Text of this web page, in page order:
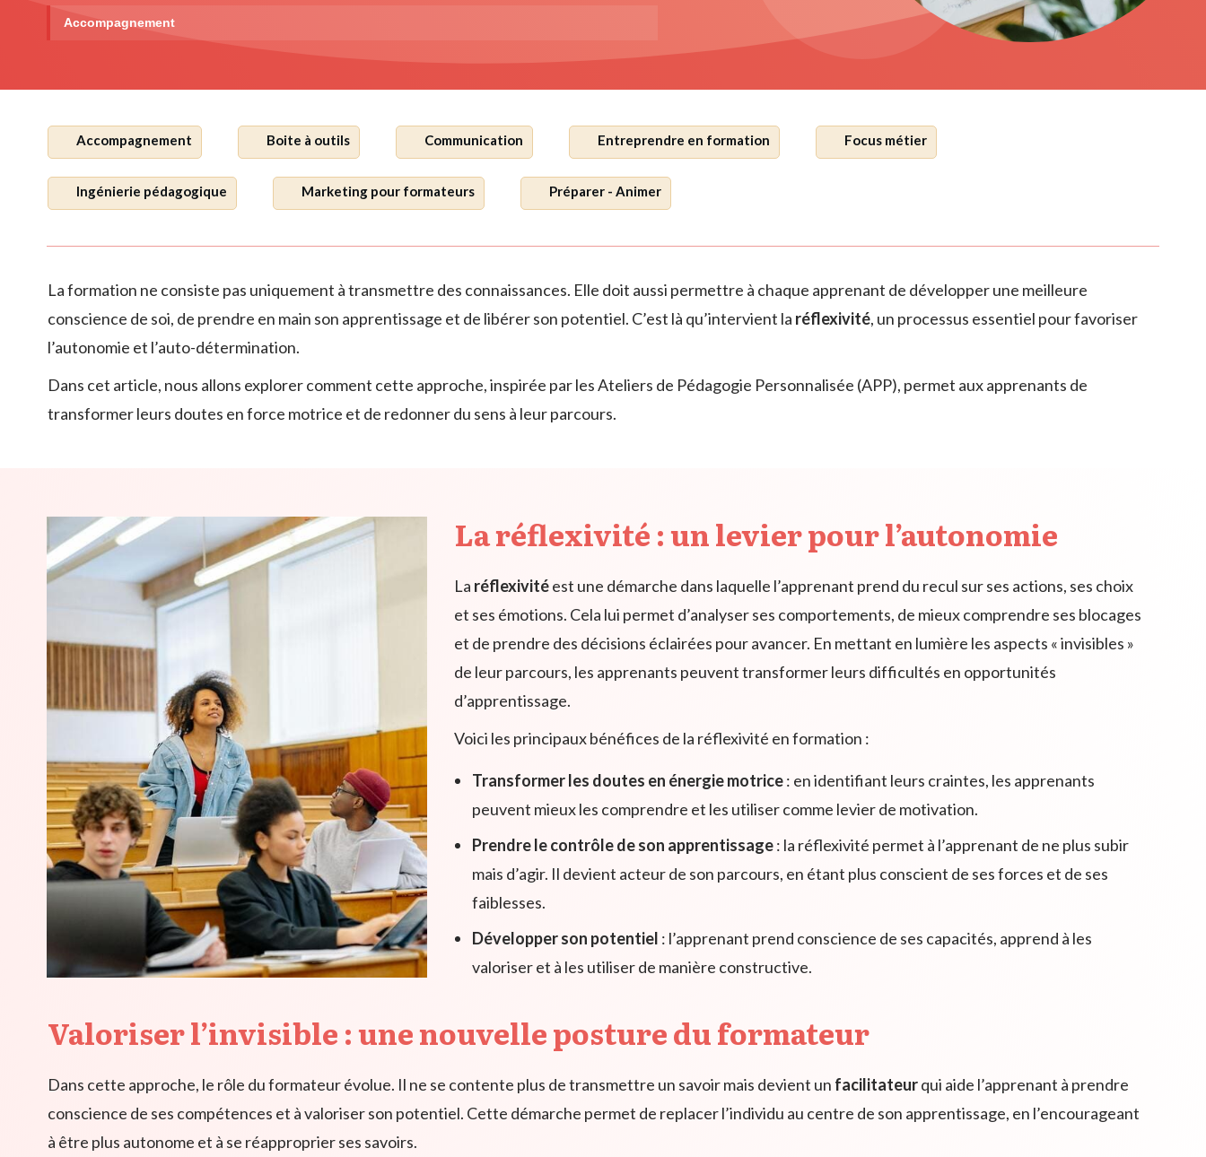
Accompagnement
Accompagnement Boite à outils Communication Entreprendre en formation Focus métier
Ingénierie pédagogique Marketing pour formateurs Préparer - Animer
La formation ne consiste pas uniquement à transmettre des connaissances. Elle doit aussi permettre à chaque apprenant de développer une meilleure
conscience de soi, de prendre en main son apprentissage et de libérer son potentiel. C’est là qu’intervient la réflexivité, un processus essentiel pour favoriser
l’autonomie et l’auto-détermination.
Dans cet article, nous allons explorer comment cette approche, inspirée par les Ateliers de Pédagogie Personnalisée (APP), permet aux apprenants de
transformer leurs doutes en force motrice et de redonner du sens à leur parcours.
La réflexivité : un levier pour l’autonomie
La réflexivitéest une démarche dans laquelle l’apprenant prend du recul sur ses actions, ses choix
et ses émotions. Cela lui permet d’analyser ses comportements, de mieux comprendre ses blocages
et de prendre des décisions éclairées pour avancer. En mettant en lumière les aspects « invisibles »
de leur parcours, les apprenants peuvent transformer leurs difficultés en opportunités
d’apprentissage.
Voici les principaux bénéfices de la réflexivité en formation :
Transformer les doutes en énergie motrice: en identifiant leurs craintes, les apprenants
peuvent mieux les comprendre et les utiliser comme levier de motivation.
Prendre le contrôle de son apprentissage: la réflexivité permet à l’apprenant de ne plus subir
mais d’agir. Il devient acteur de son parcours, en étant plus conscient de ses forces et de ses
faiblesses.
Développer son potentiel : l’apprenant prend conscience de ses capacités, apprend à les
valoriser et à les utiliser de manière constructive.
Valoriser l’invisible : une nouvelle posture du formateur
Dans cette approche, le rôle du formateur évolue. Il ne se contente plus de transmettre un savoir mais devient un facilitateurqui aide l’apprenant à prendre
conscience de ses compétences et à valoriser son potentiel. Cette démarche permet de replacer l’individu au centre de son apprentissage, en l’encourageant
à être plus autonome et à se réapproprier ses savoirs.